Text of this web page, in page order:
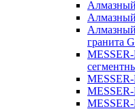
гранита